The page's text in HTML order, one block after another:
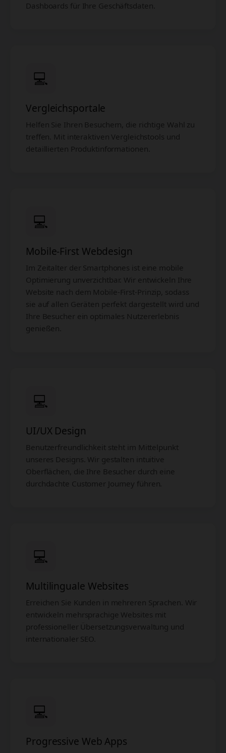
Dashboards für Ihre Geschäftsdaten.
💻
Vergleichsportale
Helfen Sie Ihren Besuchern, die richtige Wahl zu
treffen. Mit interaktiven Vergleichstools und
detaillierten Produktinformationen.
💻
Mobile-First Webdesign
Im Zeitalter der Smartphones ist eine mobile
Optimierung unverzichtbar. Wir entwickeln Ihre
Website nach dem Mobile-First-Prinzip, sodass
sie auf allen Geräten perfekt dargestellt wird und
Ihre Besucher ein optimales Nutzererlebnis
genießen.
💻
UI/UX Design
Benutzerfreundlichkeit steht im Mittelpunkt
unseres Designs. Wir gestalten intuitive
Oberflächen, die Ihre Besucher durch eine
durchdachte Customer Journey führen.
💻
Multilinguale Websites
Erreichen Sie Kunden in mehreren Sprachen. Wir
entwickeln mehrsprachige Websites mit
professioneller Übersetzungsverwaltung und
internationaler SEO.
💻
Progressive Web Apps